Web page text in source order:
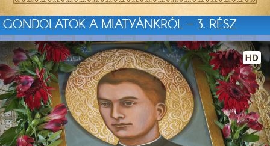
GONDOLATOK A MIATYÁNKRÓL – 3. RÉSZ